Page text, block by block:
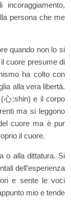
persona che me
quando non lo si
cuore presume di
ha colto con
alla vera libertà.
心:shin) e il corpo
ma si leggono
cuore ma è pur
il cuore.
o alla dittatura. Si
dell’esperienza
e sente le voci
mio e tende